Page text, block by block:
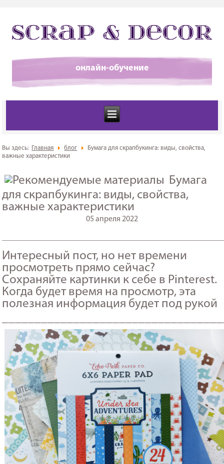
онлайн-обучение
Вы здесь: Главная блог
Бумага для скрапбукинга: виды, свойства,
важные характеристики
Бумага
для скрапбукинга: виды, свойства,
важные характеристики
05 апреля 2022
Интересный пост, но нет времени
просмотреть прямо сейчас?
Сохраняйте картинки к себе в Pinterest.
Когда будет время на просмотр, эта
полезная информация будет под рукой